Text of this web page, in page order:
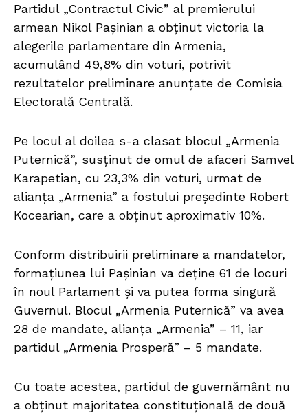
Partidul „Contractul Civic” al premierului
armean Nikol Pașinian a obținut victoria la
alegerile parlamentare din Armenia,
acumulând 49,8% din voturi, potrivit
rezultatelor preliminare anunțate de Comisia
Electorală Centrală.
Pe locul al doilea s-a clasat blocul „Armenia
Puternică”, susținut de omul de afaceri Samvel
Karapetian, cu 23,3% din voturi, urmat de
alianța „Armenia” a fostului președinte Robert
Kocearian, care a obținut aproximativ 10%.
Conform distribuirii preliminare a mandatelor,
formațiunea lui Pașinian va deține 61 de locuri
în noul Parlament și va putea forma singură
Guvernul. Blocul „Armenia Puternică” va avea
28 de mandate, alianța „Armenia” – 11, iar
partidul „Armenia Prosperă” – 5 mandate.
Cu toate acestea, partidul de guvernământ nu
a obținut majoritatea constituțională de două